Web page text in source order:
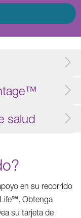
salud
en su recorrido
Obtenga
su tarjeta de